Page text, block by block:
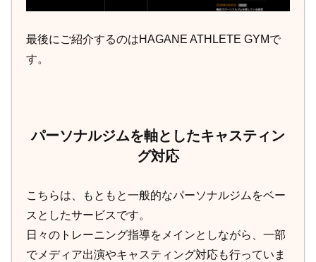
最後にご紹介するのはHAGANE ATHLETE GYMで
す。
パーソナルジムを軸としたキャスティン
グ対応
こちらは、もともと一般的なパーソナルジムをベー
スとしたサービスです。
日々のトレーニング指導をメインとしながら、一部
でメディア出演やキャスティング対応も行っていま